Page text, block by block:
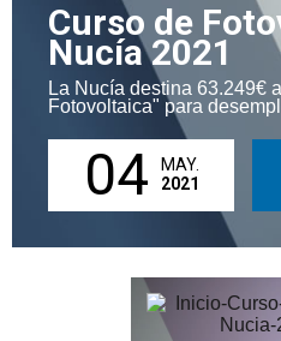
Curso de
Nucía 2021
La Nucía destina 63.249€
Fotovoltaica" para
04
MAY.
2021